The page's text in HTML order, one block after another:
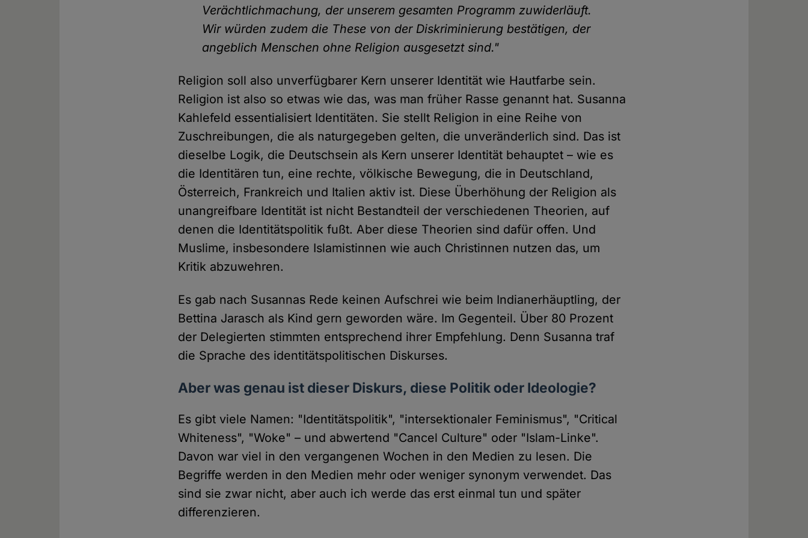
Verächtlichmachung, der unserem gesamten Programm zuwiderläuft.
Wir würden zudem die These von der Diskriminierung bestätigen, der
angeblich Menschen ohne Religion ausgesetzt sind."
Religion soll also unverfügbarer Kern unserer Identität wie Hautfarbe sein.
Religion ist also so etwas wie das, was man früher Rasse genannt hat. Susanna
Kahlefeld essentialisiert Identitäten. Sie stellt Religion in eine Reihe von
Zuschreibungen, die als naturgegeben gelten, die unveränderlich sind. Das ist
dieselbe Logik, die Deutschsein als Kern unserer Identität behauptet – wie es
die Identitären tun, eine rechte, völkische Bewegung, die in Deutschland,
Österreich, Frankreich und Italien aktiv ist. Diese Überhöhung der Religion als
unangreifbare Identität ist nicht Bestandteil der verschiedenen Theorien, auf
denen die Identitätspolitik fußt. Aber diese Theorien sind dafür offen. Und
Muslime, insbesondere Islamistinnen wie auch Christinnen nutzen das, um
Kritik abzuwehren.
Es gab nach Susannas Rede keinen Aufschrei wie beim Indianerhäuptling, der
Bettina Jarasch als Kind gern geworden wäre. Im Gegenteil. Über 80 Prozent
der Delegierten stimmten entsprechend ihrer Empfehlung. Denn Susanna traf
die Sprache des identitätspolitischen Diskurses.
Aber was genau ist dieser Diskurs, diese Politik oder Ideologie?
Es gibt viele Namen: "Identitätspolitik", "intersektionaler Feminismus", "Critical
Whiteness", "Woke" – und abwertend "Cancel Culture" oder "Islam-Linke".
Davon war viel in den vergangenen Wochen in den Medien zu lesen. Die
Begriffe werden in den Medien mehr oder weniger synonym verwendet. Das
sind sie zwar nicht, aber auch ich werde das erst einmal tun und später
differenzieren.